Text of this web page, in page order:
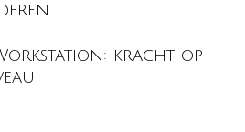
kracht op